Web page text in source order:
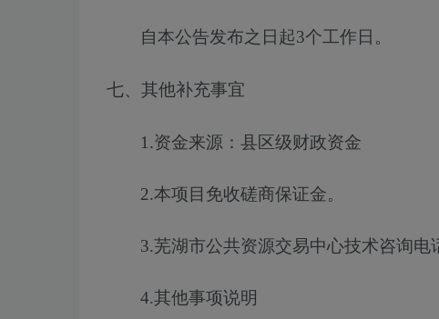
自本公告发布之日起3个工作日。
七、其他补充事宜
1.资金来源 ：县区级财政资金
2.本项目免收磋商保证金。
3.芜湖市公共资源交易中心技术咨询电
4.其他事项说明